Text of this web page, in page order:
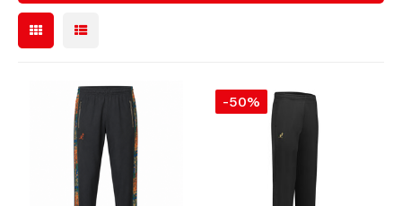
Voetbalshirts
Bomberjacks
Sweaters & Hoodies
Stickers
Aanstekers
-50%